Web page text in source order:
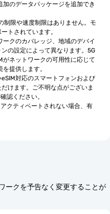
のデータパッケージを追加でき
制限や速度制限はありません。モ
トされています。
クのカバレッジ、地域のデバイ
の設定によって異なります。5G
がネットワークの可用性に応じて
提供します。
対応のスマートフォンおよび
けます。ご不明な点がございま
認ください。
クティベートされない場合、有
ークを予告なく変更することが